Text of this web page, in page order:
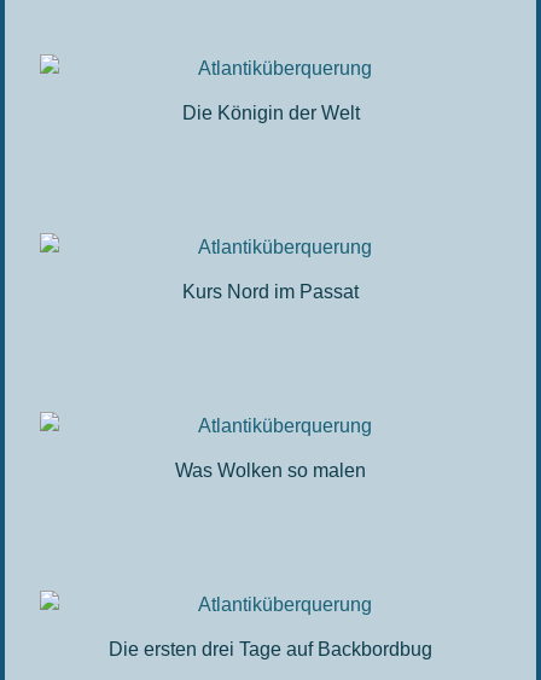
Die Königin der Welt
Kurs Nord im Passat
Was Wolken so malen
Die ersten drei Tage auf Backbordbug